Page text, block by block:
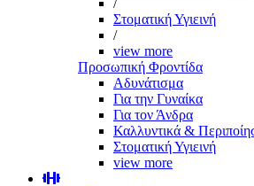
/
Στοματική Υγιεινή
/
view more
Προσωπική Φροντίδα
Αδυνάτισμα
Για την Γυναίκα
Για τον Άνδρα
Καλλυντικά &
Στοματική Υγιεινή
view more